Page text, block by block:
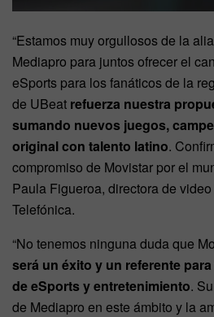
“Estamos muy orgullosos de la
Mediapro para juntos ofrecer el
eSports para los fanáticos de la
de UBeat refuerza nuestra
sumando nuevos juegos,
original con talento latino.
compromiso de Movistar por el
Paula Figueroa, directora de
Telefónica.
“No tenemos ninguna duda que
será un éxito y un referente
de eSports y entretenimiento.
de Mediapro en este ámbito y la